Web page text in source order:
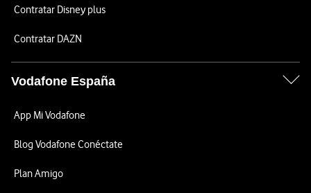
Contratar Disney plus
Contratar DAZN
Vodafone España
App Mi Vodafone
Blog Vodafone Conéctate
Plan Amigo